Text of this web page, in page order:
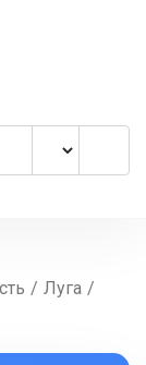
/ Луга /